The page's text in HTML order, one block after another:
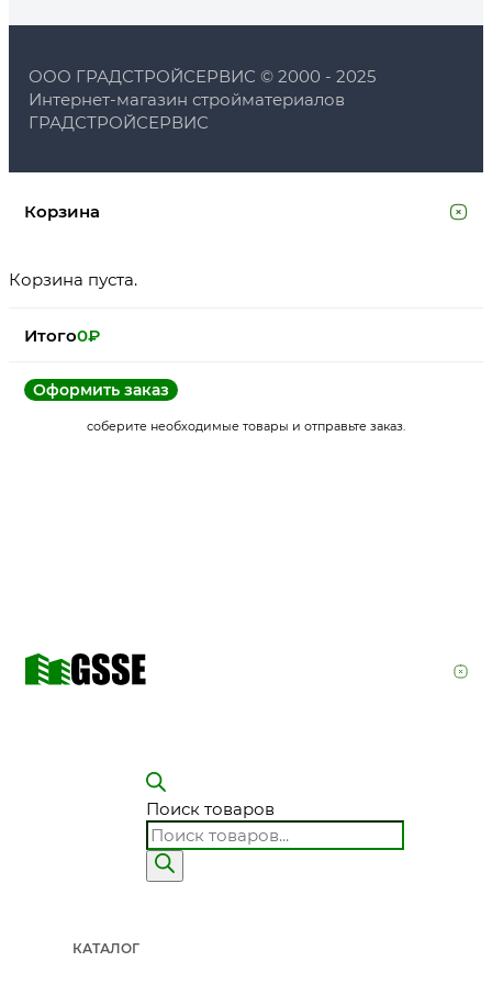
ООО ГРАДСТРОЙСЕРВИС © 2000 - 2025
Интернет-магазин стройматериалов
ГРАДСТРОЙСЕРВИС
Корзина
Корзина пуста.
Итого0₽
Оформить заказ
соберите необходимые товары и отправьте заказ.
Поиск товаров
КАТАЛОГ